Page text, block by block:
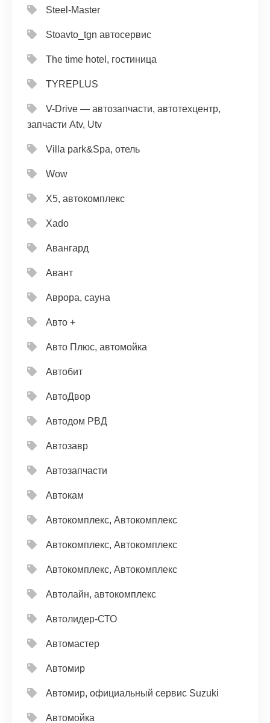
Steel-Master
Stoavto_tgn автосервис
The time hotel, гостиница
TYREPLUS
V-Drive — автозапчасти, автотехцентр,
запчасти Atv, Utv
Villa park&Spa, отель
Wow
X5, автокомплекс
Xado
Авангард
Авант
Аврора, сауна
Авто +
Авто Плюс, автомойка
Автобит
АвтоДвор
Автодом РВД
Автозавр
Автозапчасти
Автокам
Автокомплекс, Автокомплекс
Автокомплекс, Автокомплекс
Автокомплекс, Автокомплекс
Автолайн, автокомплекс
Автолидер-СТО
Автомастер
Автомир
Автомир, официальный сервис Suzuki
Автомойка